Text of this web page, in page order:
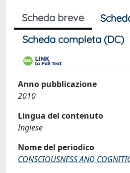
Scheda breve
Scheda completa (DC)
Anno pubblicazione
2010
Lingua del contenuto
Inglese
Nome del periodico
CONSCIOUSNESS AND